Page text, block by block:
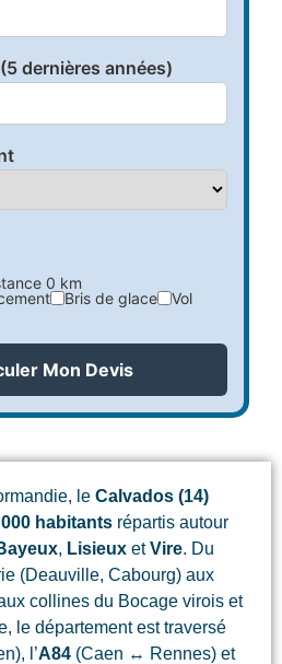
dernières années)
0 km
Bris de glace
Vol
Mon Devis
le Calvados (14)
habitants répartis autour
, Lisieux etVire. Du
(Deauville, Cabourg) aux
collines du Bocage virois et
le département est traversé
l’A84 (Caen ↔ Rennes) et